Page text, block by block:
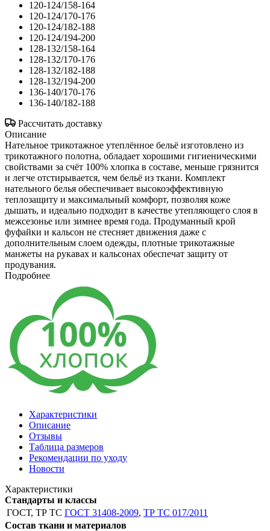
120-124/158-164
120-124/170-176
120-124/182-188
120-124/194-200
128-132/158-164
128-132/170-176
128-132/182-188
128-132/194-200
136-140/170-176
136-140/182-188
Рассчитать доставку
Описание
Нательное трикотажное утеплённое бельё изготовлено из
трикотажного полотна, обладает хорошими гигиеническими
свойствами за счёт 100% хлопка в составе, меньше грязнится
и легче отстирывается, чем бельё из ткани. Комплект
нательного белья обеспечивает высокоэффективную
теплозащиту и максимальный комфорт, позволяя коже
дышать, и идеально подходит в качестве утепляющего слоя в
межсезонье или зимнее время года. Продуманный крой
фуфайки и кальсон не стесняет движения даже с
дополнительным слоем одежды, плотные трикотажные
манжеты на рукавах и кальсонах обеспечат защиту от
продувания.
Подробнее
Характеристики
Описание
Отзывы
Таблица размеров
Рекомендации по уходу
Новости
Характеристики
Стандарты и классы
ГОСТ, ТР ТС ГОСТ 31408-2009, ТР ТС 017/2011
Состав ткани и материалов